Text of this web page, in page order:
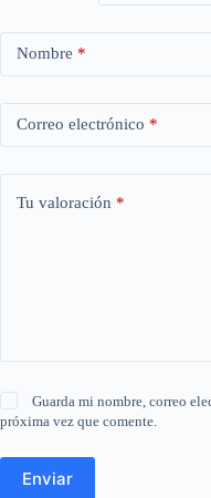
Nombre *
Correo electrónico *
Tu valoración *
Guarda mi nombre, correo
próxima vez que comente.
Enviar